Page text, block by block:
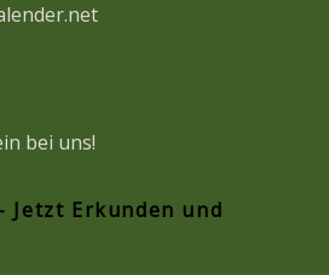
bei uns!
Erkunden und